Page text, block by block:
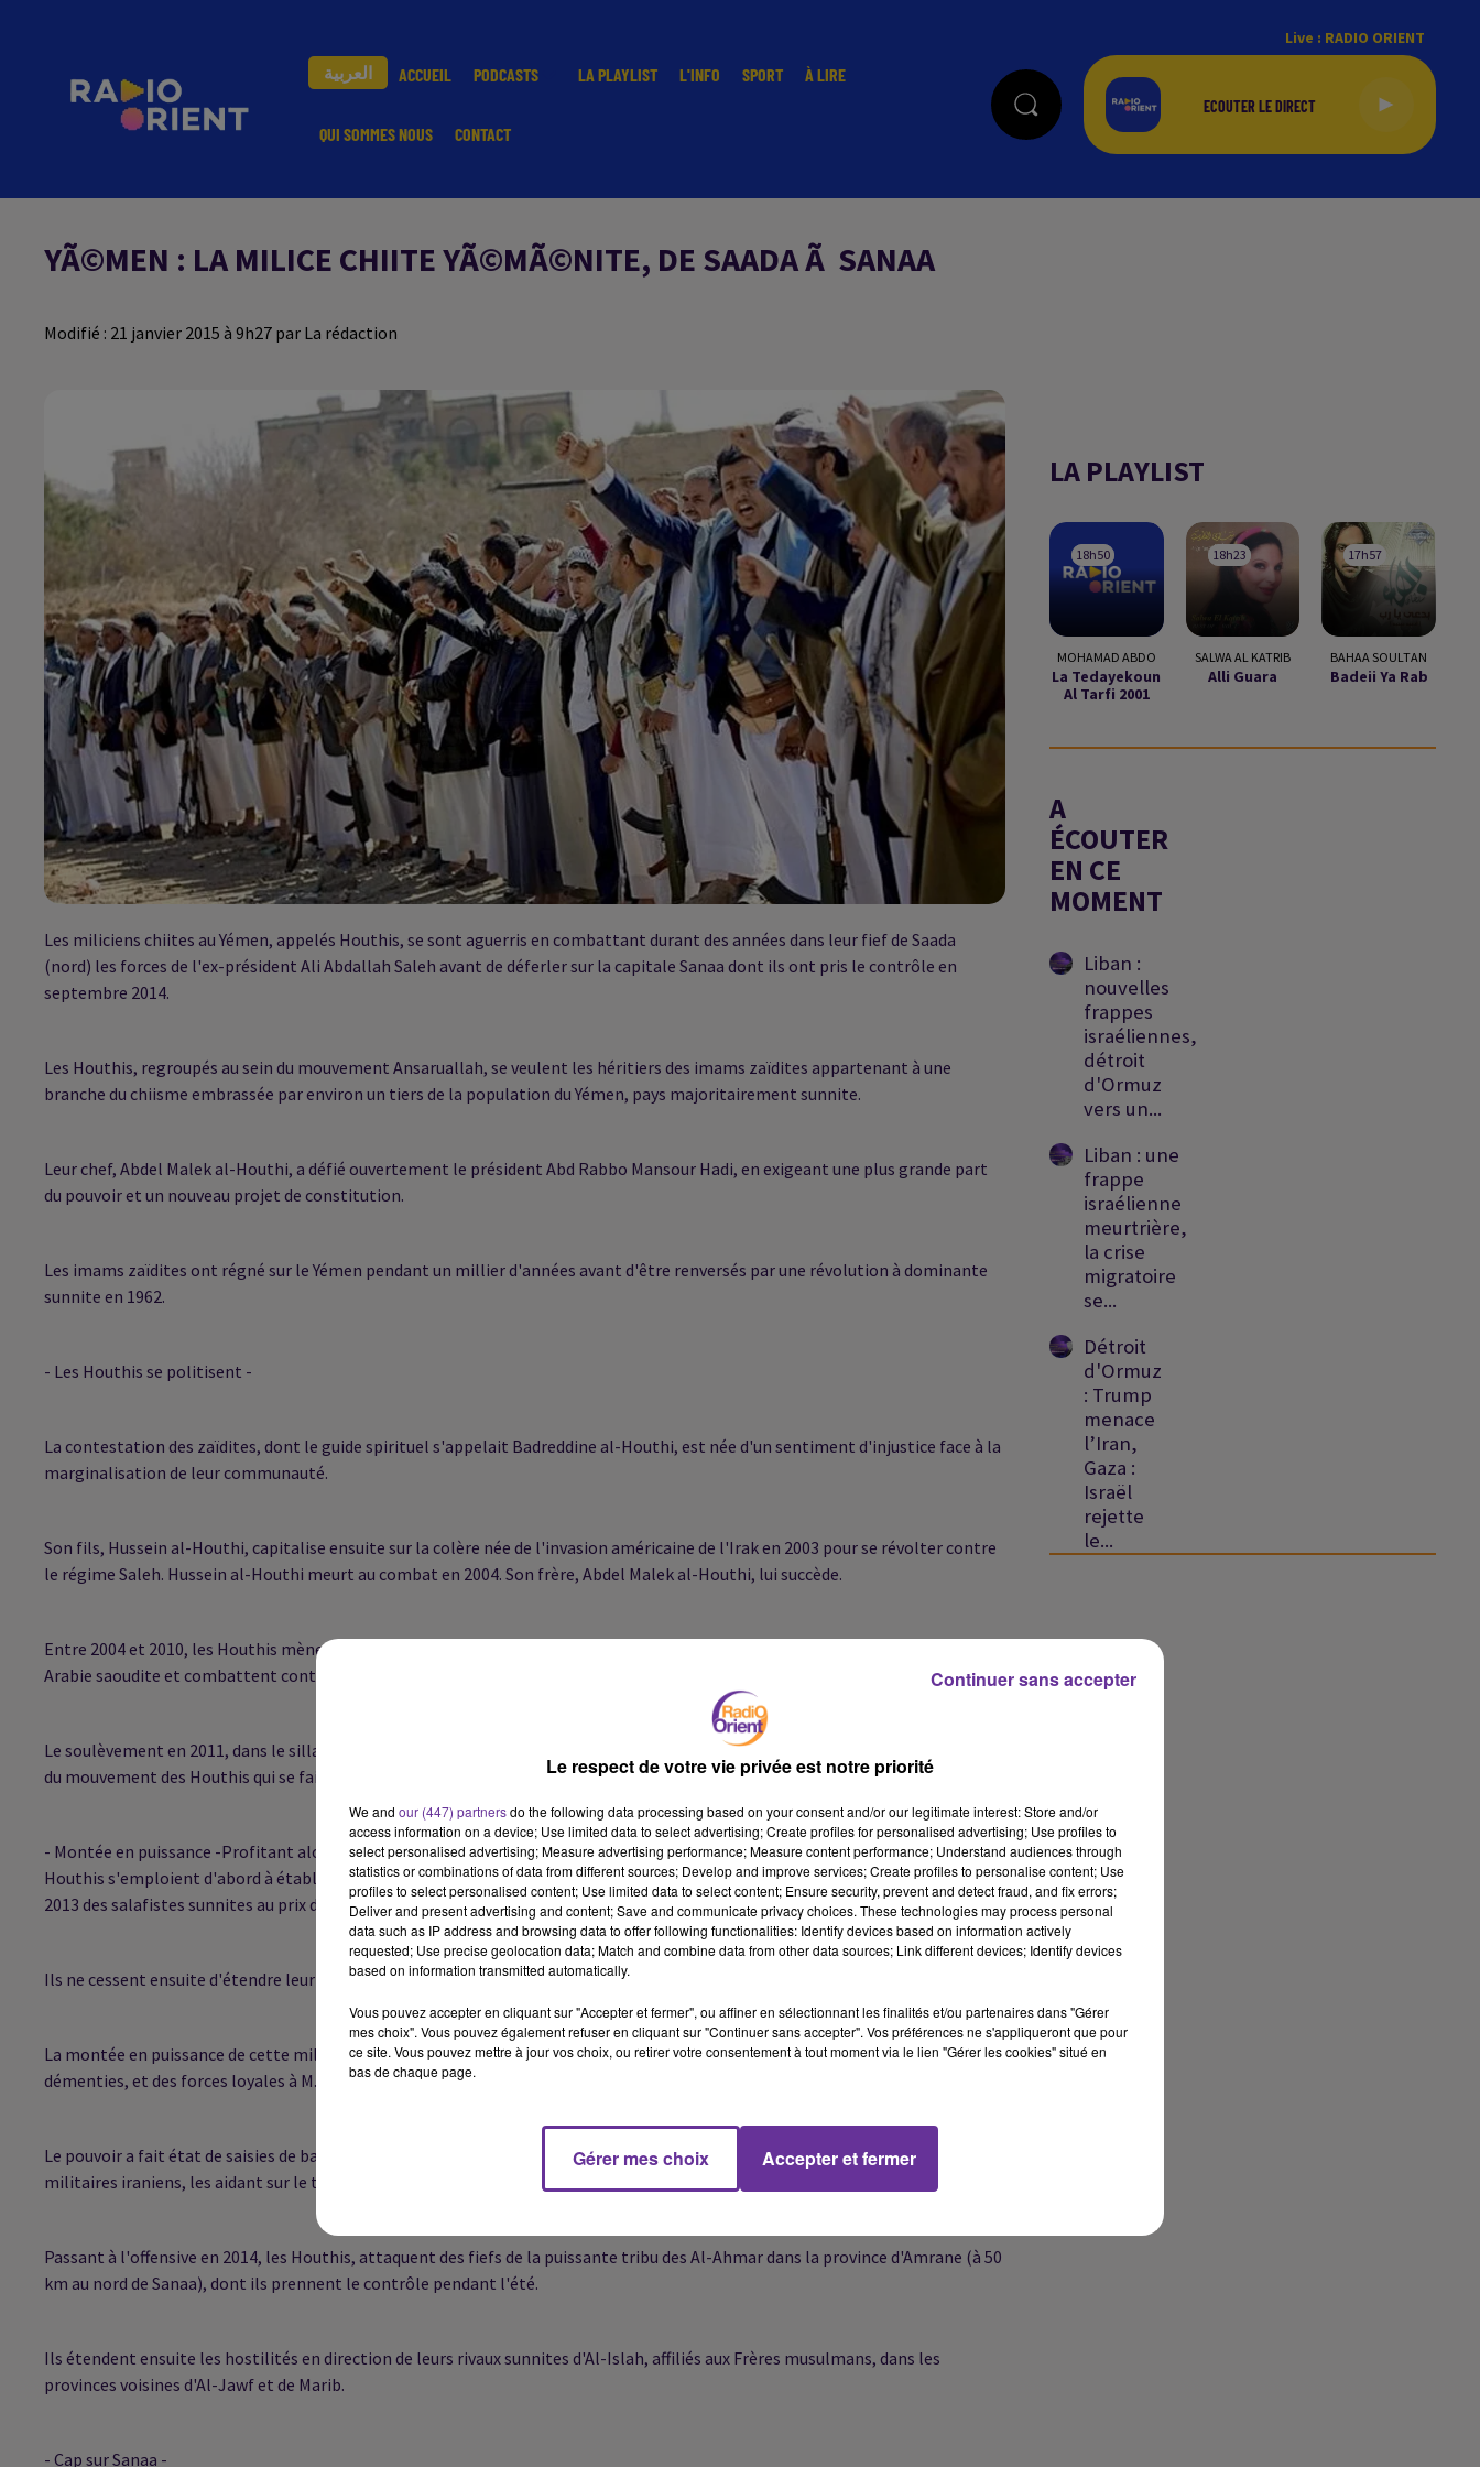
العربية ACCUEIL PODCASTS LA PLAYLIST L'INFO SPORT À LIRE
QUI SOMMES NOUS CONTACT
Live : RADIO ORIENT
YÃ©MEN : LA MILICE CHIITE YÃ©MÃ©NITE, DE SAADA Ã SANAA
Modifié : 21 janvier 2015 à 9h27 par La rédaction
Les miliciens chiites au Yémen, appelés Houthis, se sont aguerris en combattant durant des années dans leur fief de Saada
(nord) les forces de l'ex-président Ali Abdallah Saleh avant de déferler sur la capitale Sanaa dont ils ont pris le contrôle en
septembre 2014.
Les Houthis, regroupés au sein du mouvement Ansaruallah, se veulent les héritiers des imams zaïdites appartenant à une
branche du chiisme embrassée par environ un tiers de la population du Yémen, pays majoritairement sunnite.
Leur chef, Abdel Malek al-Houthi, a défié ouvertement le président Abd Rabbo Mansour Hadi, en exigeant une plus grande part
du pouvoir et un nouveau projet de constitution.
Les imams zaïdites ont régné sur le Yémen pendant un millier d'années avant d'être renversés par une révolution à dominante
sunnite en 1962.
- Les Houthis se politisent -
La contestation des zaïdites, dont le guide spirituel s'appelait Badreddine al-Houthi, est née d'un sentiment d'injustice face à la
marginalisation de leur communauté.
Son fils, Hussein al-Houthi, capitalise ensuite sur la colère née de l'invasion américaine de l'Irak en 2003 pour se révolter contre
le régime Saleh. Hussein al-Houthi meurt au combat en 2004. Son frère, Abdel Malek al-Houthi, lui succède.
Entre 2004 et 2010, les Houthis mènent six rounds de combats contre l'armée de M. Saleh. Ils font en 2009 une incursion en
Arabie saoudite et combattent contre l'armée pendant des mois.
Le soulèvement en 2011, dans le sillage du Printemps arabe, contre le régime Saleh poussé au départ, va achever la politisation
du mouvement des Houthis qui se fait le champion de la lutte anticorruption.
- Montée en puissance -Profitant alors de l'affaiblissement du pouvoir central hérité en février 2012 par le président Hadi, les
Houthis s'emploient d'abord à établir leur autorité sur le nord, principalement dans la province de Saada, où ils combattent en
2013 des salafistes sunnites au prix de lourdes pertes des deux côtés.
Ils ne cessent ensuite d'étendre leur influence hors de leur fief en s'implantant plus au sud, en direction de Sanaa.
La montée en puissance de cette milice a donné lieu à des accusations de soutien venant de l'Iran chiite, qu'elle a toujours
démenties, et des forces loyales à M. Saleh.
Le pouvoir a fait état de saisies de bateaux d'armes iraniennes qui leur étaient destinées et de l'arrestation de conseillers
militaires iraniens, les aidant sur le terrain.
Passant à l'offensive en 2014, les Houthis, attaquent des fiefs de la puissante tribu des Al-Ahmar dans la province d'Amrane (à 50
km au nord de Sanaa), dont ils prennent le contrôle pendant l'été.
Ils étendent ensuite les hostilités en direction de leurs rivaux sunnites d'Al-Islah, affiliés aux Frères musulmans, dans les
provinces voisines d'Al-Jawf et de Marib.
- Cap sur Sanaa -
LA PLAYLIST
18h50
18h50
MOHAMAD ABDO
La Tedayekoun
Al Tarfi 2001
18h23
18h23
SALWA AL KATRIB
Alli Guara
17h57
17h57
BAHAA SOULTAN
Badeii Ya Rab
A
ÉCOUTER
EN CE
MOMENT
Liban :
nouvelles
frappes
israéliennes,
détroit
d'Ormuz
vers un...
Liban : une
frappe
israélienne
meurtrière,
la crise
migratoire
se...
Détroit
d'Ormuz
: Trump
menace
l’Iran,
Gaza :
Israël
rejette
le...
Le respect de votre vie privée est notre priorité
We and our (447) partnersdo the following data processing based on your consent and/or our legitimate interest: Store and/or
access information on a device; Use limited data to select advertising; Create profiles for personalised advertising; Use profiles to
select personalised advertising; Measure advertising performance; Measure content performance; Understand audiences through
statistics or combinations of data from different sources; Develop and improve services; Create profiles to personalise content; Use
profiles to select personalised content; Use limited data to select content; Ensure security, prevent and detect fraud, and fix errors;
Deliver and present advertising and content; Save and communicate privacy choices. These technologies may process personal
data such as IP address and browsing data to offer following functionalities: Identify devices based on information actively
requested; Use precise geolocation data; Match and combine data from other data sources; Link different devices; Identify devices
based on information transmitted automatically.
Vous pouvez accepter en cliquant sur "Accepter et fermer", ou affiner en sélectionnant les finalités et/ou partenaires dans "Gérer
mes choix". Vous pouvez également refuser en cliquant sur "Continuer sans accepter". Vos préférences ne s'appliqueront que pour
ce site. Vous pouvez mettre à jour vos choix, ou retirer votre consentement à tout moment via le lien "Gérer les cookies" situé en
bas de chaque page.
Gérer mes choix Accepter et fermer
Continuer sans accepter